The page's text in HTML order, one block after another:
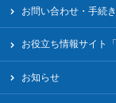
お問い合わせ・手続き
お役立ち情報サイト
お知らせ